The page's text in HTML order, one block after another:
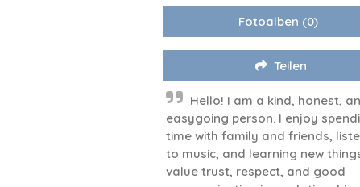
Fotoalben (0)
Teilen
Hello! I am a kind, honest,
easygoing person. I enjoy
time with family and friends,
to music, and learning new
value trust, respect, and good